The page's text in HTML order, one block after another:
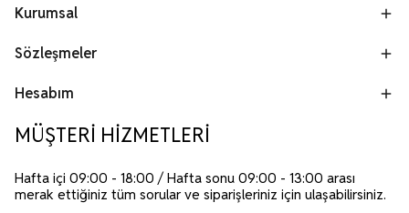
Kurumsal
Sözleşmeler
Hesabım
MÜŞTERİ HİZMETLERİ
Hafta içi 09:00 - 18:00 / Hafta sonu 09:00 - 13:00 arası
merak ettiğiniz tüm sorular ve siparişleriniz için ulaşabilirsiniz.